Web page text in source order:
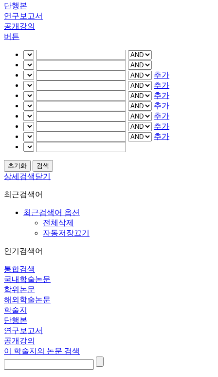
단행본
연구보고서
공개강의
버튼
추가
추가
추가
추가
추가
추가
추가
상세검색닫기
최근검색어
최근검색어 옵션
전체삭제
자동저장끄기
인기검색어
통합검색
국내학술논문
학위논문
해외학술논문
학술지
단행본
연구보고서
공개강의
이 학술지의 논문 검색